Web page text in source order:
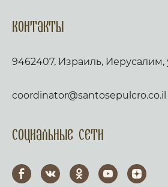
Контакты
9462407, Израиль, Иерусалим,
coordinator@santosepulcro.co.il
Социальные сети